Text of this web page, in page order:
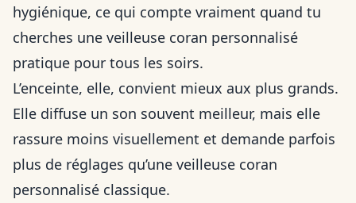
hygiénique, ce qui compte vraiment quand tu
cherches une veilleuse coran personnalisé
pratique pour tous les soirs.
L’enceinte, elle, convient mieux aux plus grands.
Elle diffuse un son souvent meilleur, mais elle
rassure moins visuellement et demande parfois
plus de réglages qu’une veilleuse coran
personnalisé classique.